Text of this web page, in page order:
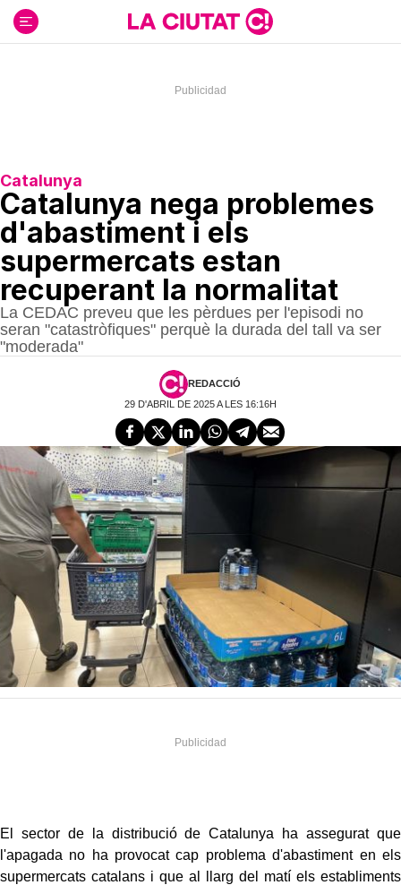
contenido
Catalunya
Catalunya nega problemes
d'abastiment i els
supermercats estan
recuperant la normalitat
La CEDAC preveu que les pèrdues per l'episodi no
seran "catastròfiques" perquè la durada del tall va ser
"moderada"
REDACCIÓ
29 D'ABRIL DE 2025 A LES 16:16H
El sector de la distribució de Catalunya ha assegurat que
l'apagada no ha provocat cap problema d'abastiment en els
supermercats catalans i que al llarg del matí els establiments